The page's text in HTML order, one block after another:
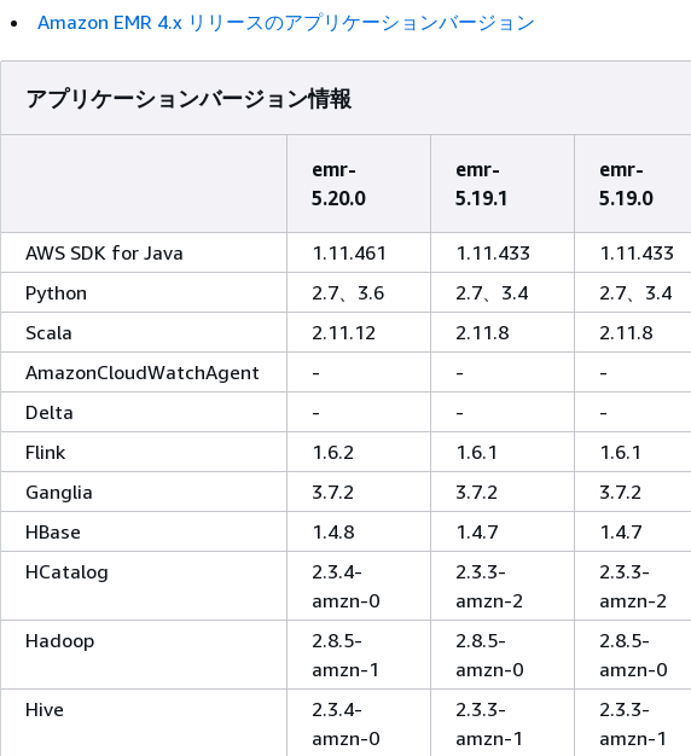
Amazon EMR 4.x リリースのアプリケーションバージョン
アプリケーションバージョン情報
emr-
5.20.0
emr-
5.19.1
emr-
5.19.0
AWS SDK for Java 1.11.461 1.11.433
1.11.433
Python
2.7、3.6 2.7、3.4
2.7、3.4
Scala
2.11.12 2.11.8
2.11.8
AmazonCloudWatchAgent
- -
-
Delta
- -
-
Flink
1.6.2 1.6.1
1.6.1
Ganglia
3.7.2 3.7.2
3.7.2
HBase
1.4.8 1.4.7
1.4.7
HCatalog
2.3.4-
amzn-0
2.3.3-
amzn-2
2.3.3-
amzn-2
Hadoop
2.8.5-
amzn-1
2.8.5-
amzn-0
2.8.5-
amzn-0
Hive
2.3.4-
amzn-0
2.3.3-
amzn-1
2.3.3-
amzn-1